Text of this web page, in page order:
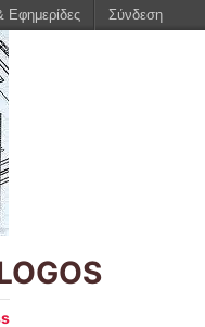
Εφημερίδες Σύνδεση